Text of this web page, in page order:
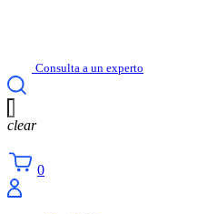
Consulta a un experto
clear
0